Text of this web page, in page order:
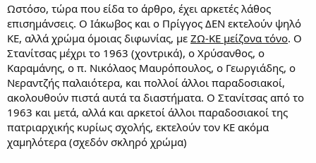
Ωστόσο, τώρα που είδα το άρθρο, έχει αρκετές λάθος
επισημάνσεις. Ο Ιάκωβος και ο Πρίγγος ΔΕΝ εκτελούν ψηλό
ΚΕ, αλλά χρώμα όμοιας διφωνίας, με ΖΩ-ΚΕ μείζονα τόνο. Ο
Στανίτσας μέχρι το 1963 (χοντρικά), ο Χρύσανθος, ο
Καραμάνης, ο π. Νικόλαος Μαυρόπουλος, ο Γεωργιάδης, ο
Νεραντζής παλαιότερα, και πολλοί άλλοι παραδοσιακοί,
ακολουθούν πιστά αυτά τα διαστήματα. Ο Στανίτσας από το
1963 και μετά, αλλά και αρκετοί άλλοι παραδοσιακοί της
πατριαρχικής κυρίως σχολής, εκτελούν τον ΚΕ ακόμα
χαμηλότερα (σχεδόν σκληρό χρώμα)